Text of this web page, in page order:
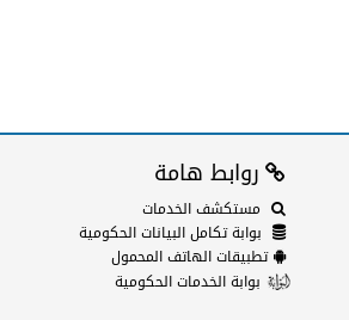
روابط هامة
مستكشف الخدمات
بوابة تكامل البيانات الحكومية
تطبيقات الهاتف المحمول
بوابة الخدمات الحكومية